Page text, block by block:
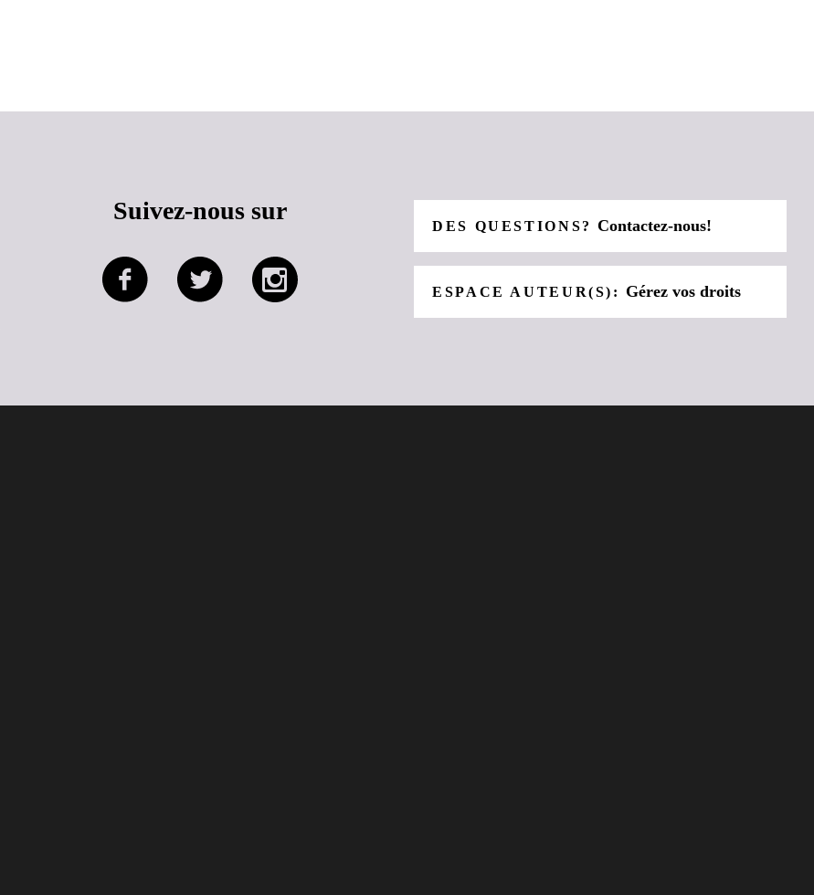
Suivez-nous sur
DES QUESTIONS?Contactez-nous!
ESPACE AUTEUR(S): Gérez vos droits